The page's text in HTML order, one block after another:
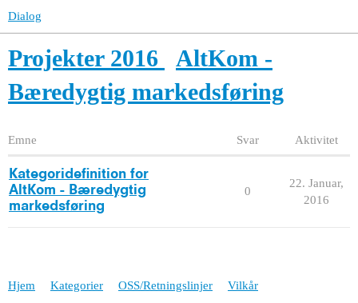
Dialog
Projekter 2016
AltKom -
Bæredygtig markedsføring
Emne Svar Aktivitet
Kategoridefinition for
AltKom - Bæredygtig
markedsføring
0
22. Januar,
2016
Hjem Kategorier OSS/Retningslinjer Vilkår